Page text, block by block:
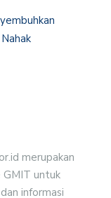
merupakan
GMIT untuk
informasi